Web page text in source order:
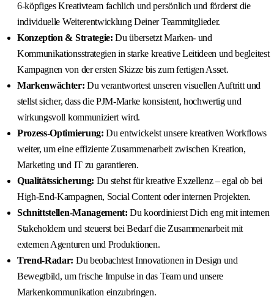
6-köpfiges Kreativteam fachlich und persönlich und förderst die
individuelle Weiterentwicklung Deiner Teammitglieder.
Konzeption & Strategie: Du übersetzt Marken- und
Kommunikationsstrategien in starke kreative Leitideen und begleitest
Kampagnen von der ersten Skizze bis zum fertigen Asset.
Markenwächter: Du verantwortest unseren visuellen Auftritt und
stellst sicher, dass die PJM-Marke konsistent, hochwertig und
wirkungsvoll kommuniziert wird.
Prozess-Optimierung: Du entwickelst unsere kreativen Workflows
weiter, um eine effiziente Zusammenarbeit zwischen Kreation,
Marketing und IT zu garantieren.
Qualitätssicherung: Du stehst für kreative Exzellenz – egal ob bei
High-End-Kampagnen, Social Content oder internen Projekten.
Schnittstellen-Management: Du koordinierst Dich eng mit internen
Stakeholdern und steuerst bei Bedarf die Zusammenarbeit mit
externen Agenturen und Produktionen.
Trend-Radar: Du beobachtest Innovationen in Design und
Bewegtbild, um frische Impulse in das Team und unsere
Markenkommunikation einzubringen.